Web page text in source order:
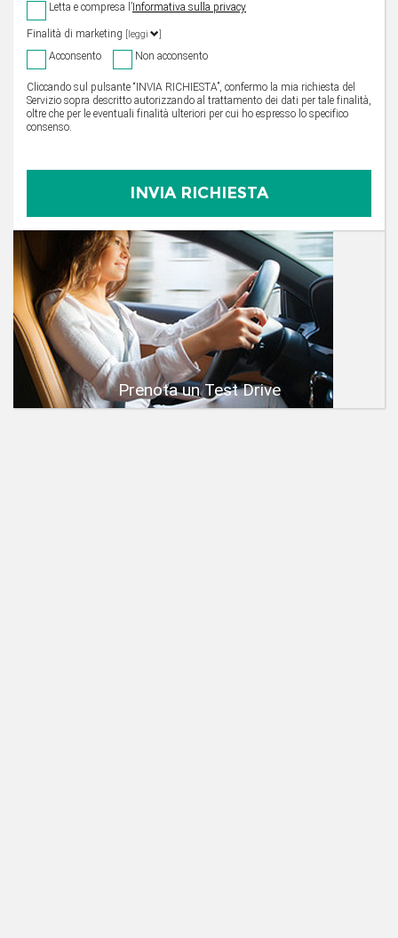
Letta e compresa l’ Informativa sulla privacy
Finalità di marketing [leggi
Acconsento Non acconsento
Cliccando sul pulsante “INVIA RICHIESTA”, confermo la mia richiesta del
Servizio sopra descritto autorizzando al trattamento dei dati per tale finalità,
oltre che per le eventuali finalità ulteriori per cui ho espresso lo specifico
consenso.
Prenota un Test Drive